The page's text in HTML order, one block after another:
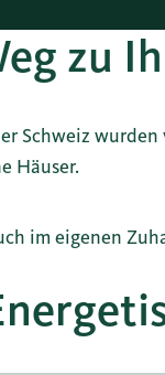
zu
Schweiz
Häuser.
im eigenen